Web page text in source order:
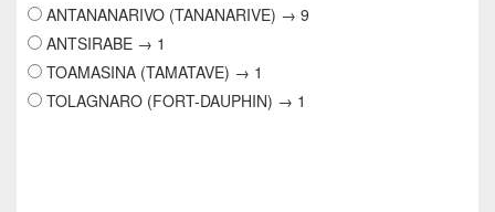
ANTANANARIVO (TANANARIVE) → 9
ANTSIRABE → 1
TOAMASINA (TAMATAVE) → 1
TOLAGNARO (FORT-DAUPHIN) → 1